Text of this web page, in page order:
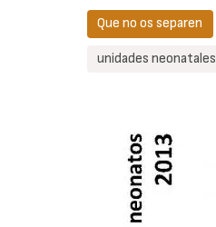
Que no os separen
unidades neonatales